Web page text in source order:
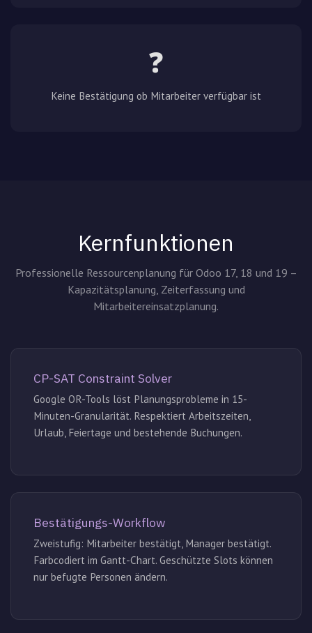
❓
Keine Bestätigung ob Mitarbeiter verfügbar ist
Kernfunktionen
Professionelle Ressourcenplanung für Odoo 17, 18 und 19 –
Kapazitätsplanung, Zeiterfassung und
Mitarbeitereinsatzplanung.
CP-SAT Constraint Solver
Google OR-Tools löst Planungsprobleme in 15-
Minuten-Granularität. Respektiert Arbeitszeiten,
Urlaub, Feiertage und bestehende Buchungen.
Bestätigungs-Workflow
Zweistufig: Mitarbeiter bestätigt, Manager bestätigt.
Farbcodiert im Gantt-Chart. Geschützte Slots können
nur befugte Personen ändern.